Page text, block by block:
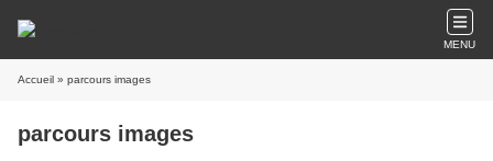
MENU
Accueil » parcours images
parcours images